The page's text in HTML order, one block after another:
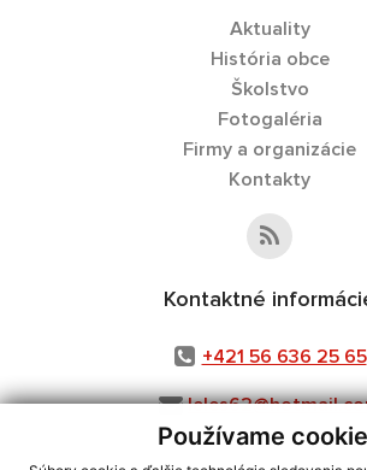
Používame
Aktuality
História obce
Školstvo
Fotogaléria
Firmy a organizácie
Kontakty
Kontaktné
+421 56 636 25 65